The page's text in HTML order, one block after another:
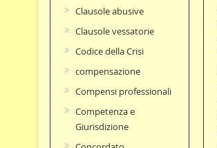
Clausole abusive
Clausole vessatorie
Codice della Crisi
compensazione
Compensi professionali
Competenza e
Giurisdizione